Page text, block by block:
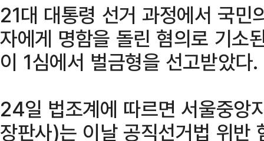
21대 대통령 선거 과정에서 국민
자에게 명함을 돌린 혐의로 기소
이 1심에서 벌금형을 선고받았다.
24일 법조계에 따르면 서울중앙
장판사)는 이날 공직선거법 위반